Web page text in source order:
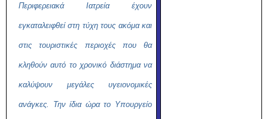
Περιφερειακά Ιατρεία έχουν
εγκαταλειφθεί στη τύχη τους ακόμα και
στις τουριστικές περιοχές που θα
κληθούν αυτό το χρονικό διάστημα να
καλύψουν μεγάλες υγειονομικές
ανάγκες. Την ίδια ώρα το Υπουργείο